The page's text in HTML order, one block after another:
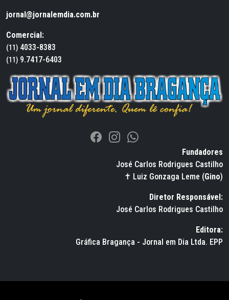
jornal@jornalemdia.com.br
Comercial:
(11) 4033-8383
(11) 9.7417-6403
Fundadores
José Carlos Rodrigues Castilho
✝ Luiz Gonzaga Leme (Gino)
Diretor Responsável:
José Carlos Rodrigues Castilho
Editora:
Gráfica Bragança - Jornal em Dia Ltda. EPP